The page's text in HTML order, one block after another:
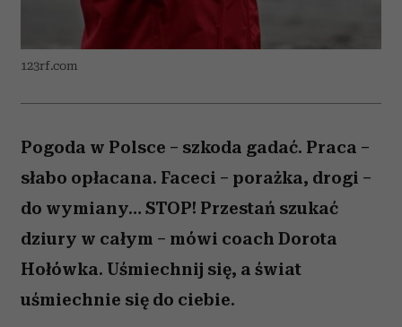
123rf.com
Pogoda w Polsce – szkoda gadać. Praca –
słabo opłacana. Faceci – porażka, drogi –
do wymiany… STOP! Przestań szukać
dziury w całym – mówi coach Dorota
Hołówka. Uśmiechnij się, a świat
uśmiechnie się do ciebie.